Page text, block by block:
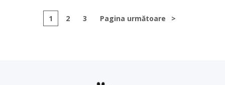
1 2 3 Pagina următoare >